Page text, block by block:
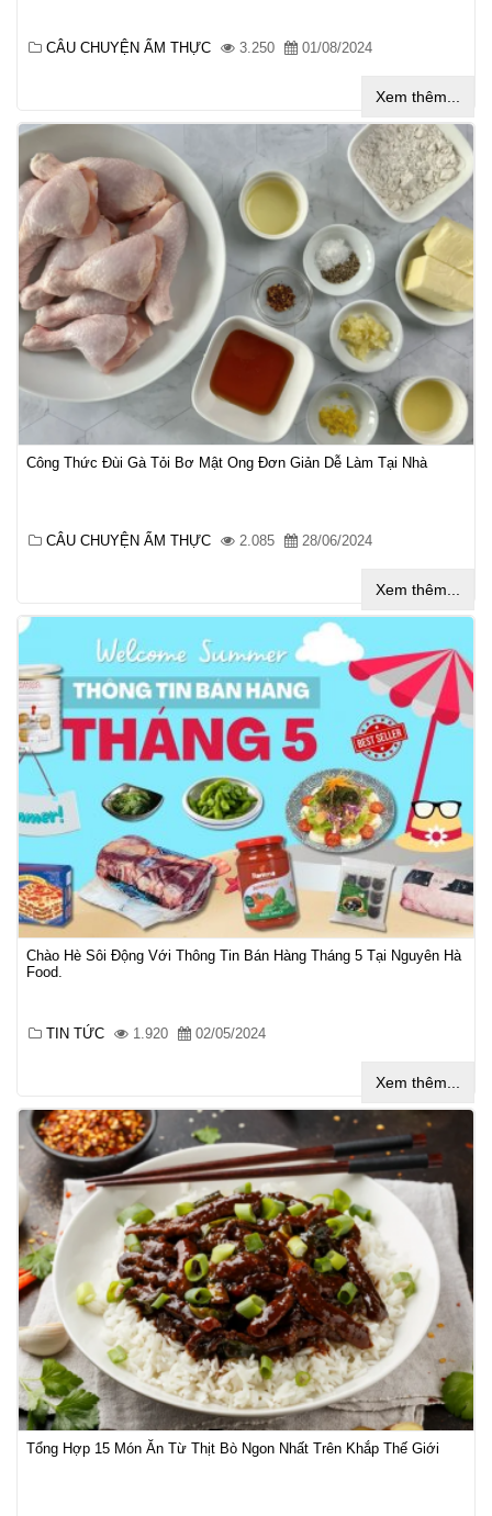
CÂU CHUYỆN ẨM THỰC 3.250 01/08/2024
Xem thêm...
Công Thức Đùi Gà Tỏi Bơ Mật Ong Đơn Giản Dễ Làm Tại Nhà
CÂU CHUYỆN ẨM THỰC 2.085 28/06/2024
Xem thêm...
Chào Hè Sôi Động Với Thông Tin Bán Hàng Tháng 5 Tại Nguyên Hà
Food.
TIN TỨC 1.920 02/05/2024
Xem thêm...
Tổng Hợp 15 Món Ăn Từ Thịt Bò Ngon Nhất Trên Khắp Thế Giới